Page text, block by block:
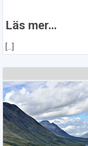
Läs mer…
[...]